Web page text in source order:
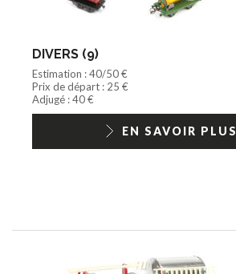
DIVERS (9)
Estimation : 40/50 €
Prix de départ : 25 €
Adjugé : 40 €
EN SAVOIR PLUS